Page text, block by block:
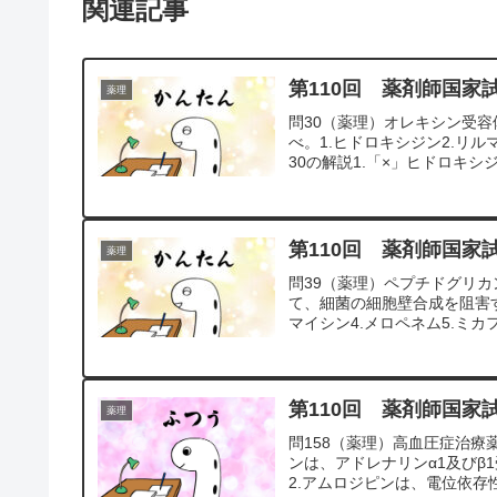
関連記事
薬理 第110回 薬剤師国家
問30（薬理）オレキシン受
べ。1.ヒドロキシジン2.リル
30の解説1.「×」ヒドロキシ
薬理 第110回 薬剤師国家
問39（薬理）ペプチドグリ
て、細菌の細胞壁合成を阻
マイシン4.メロペネム5.ミカ
薬理 第110回 薬剤師国家
問158（薬理）高血圧症治療
ンは、アドレナリンα1及び
2.アムロジピンは、電位依存